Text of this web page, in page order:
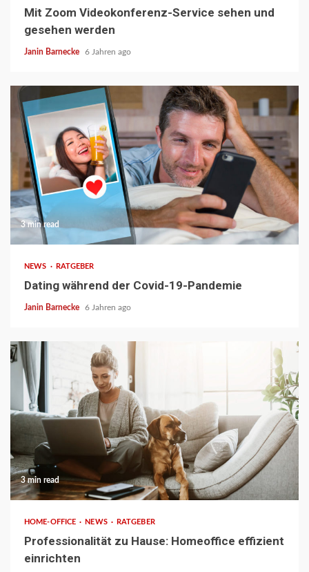
Mit Zoom Videokonferenz-Service sehen und
gesehen werden
Janin Barnecke 6 Jahren ago
3 min read
NEWS RATGEBER
Dating während der Covid-19-Pandemie
Janin Barnecke 6 Jahren ago
3 min read
HOME-OFFICE NEWS RATGEBER
Professionalität zu Hause: Homeoffice effizient
einrichten